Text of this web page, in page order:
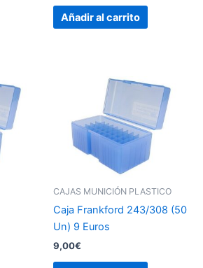
Añadir al carrito
CAJAS MUNICIÓN PLASTICO
Caja Frankford 243/308 (50
Un) 9 Euros
9,00€